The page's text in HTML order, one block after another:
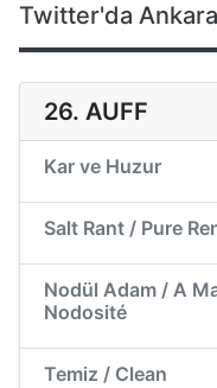
Twitter'da
26. AUFF
Kar ve Huzur
Salt Rant / Pure
Nodül Adam / A
Nodosité
Temiz / Clean